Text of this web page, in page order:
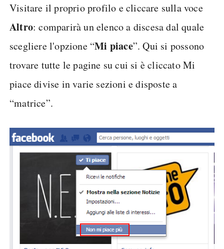
Visitare il proprio profilo e cliccare sulla voce
Altro: comparirà un elenco a discesa dal quale
scegliere l'opzione “Mi piace”. Qui si possono
trovare tutte le pagine su cui si è cliccato Mi
piace divise in varie sezioni e disposte a
“matrice”.